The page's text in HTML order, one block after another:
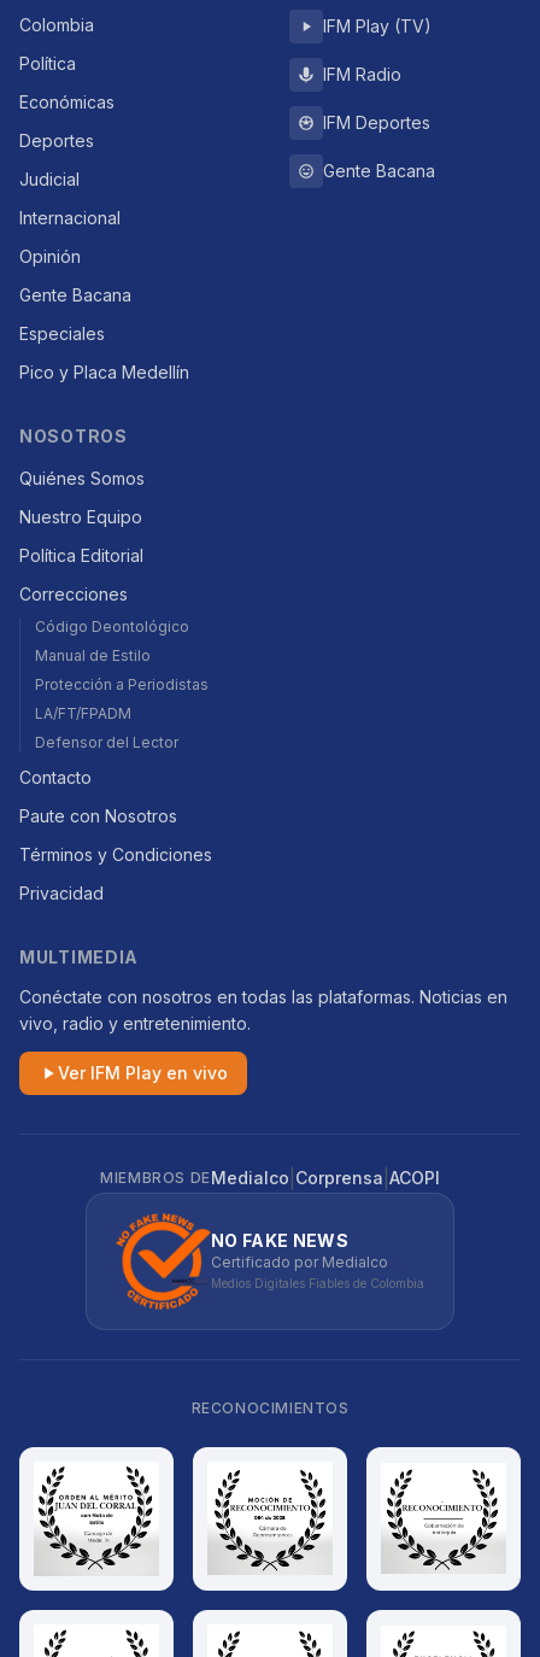
Colombia
Política
Económicas
Deportes
Judicial
Internacional
Opinión
Gente Bacana
Especiales
Pico y Placa Medellín
IFM Play (TV)
IFM Radio
IFM Deportes
Gente Bacana
NOSOTROS
Quiénes Somos
Nuestro Equipo
Política Editorial
Correcciones
Código Deontológico
Manual de Estilo
Protección a Periodistas
LA/FT/FPADM
Defensor del Lector
Contacto
Paute con Nosotros
Términos y Condiciones
Privacidad
MULTIMEDIA
Conéctate con nosotros en todas las plataformas. Noticias en
vivo, radio y entretenimiento.
Ver IFM Play en vivo
MIEMBROS DEMedialco Corprensa ACOPI
NO FAKE NEWS
Certificado por Medialco
Medios Digitales Fiables de Colombia
RECONOCIMIENTOS